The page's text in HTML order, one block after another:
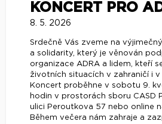
KONCERT PRO
8. 5. 2026
Srdečně Vás zveme na
a solidarity, který je věnován
organizace ADRA a lidem, kteří
životních situacích v zahraničí i v
Koncert proběhne v sobotu 9.
hodin v prostorách sboru CASD
ulici Peroutkova 57 nebo online
Během večera nám zahraje a